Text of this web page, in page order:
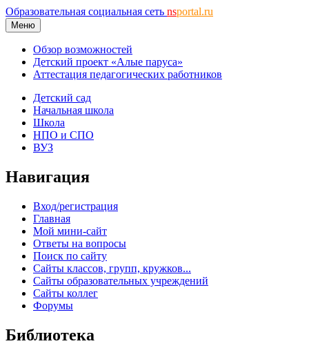
Образовательная социальная сеть nsportal.ru
Меню
Обзор возможностей
Детский проект «Алые паруса»
Аттестация педагогических работников
Детский сад
Начальная школа
Школа
НПО и СПО
ВУЗ
Навигация
Вход/регистрация
Главная
Мой мини-сайт
Ответы на вопросы
Поиск по сайту
Сайты классов, групп, кружков...
Сайты образовательных учреждений
Сайты коллег
Форумы
Библиотека